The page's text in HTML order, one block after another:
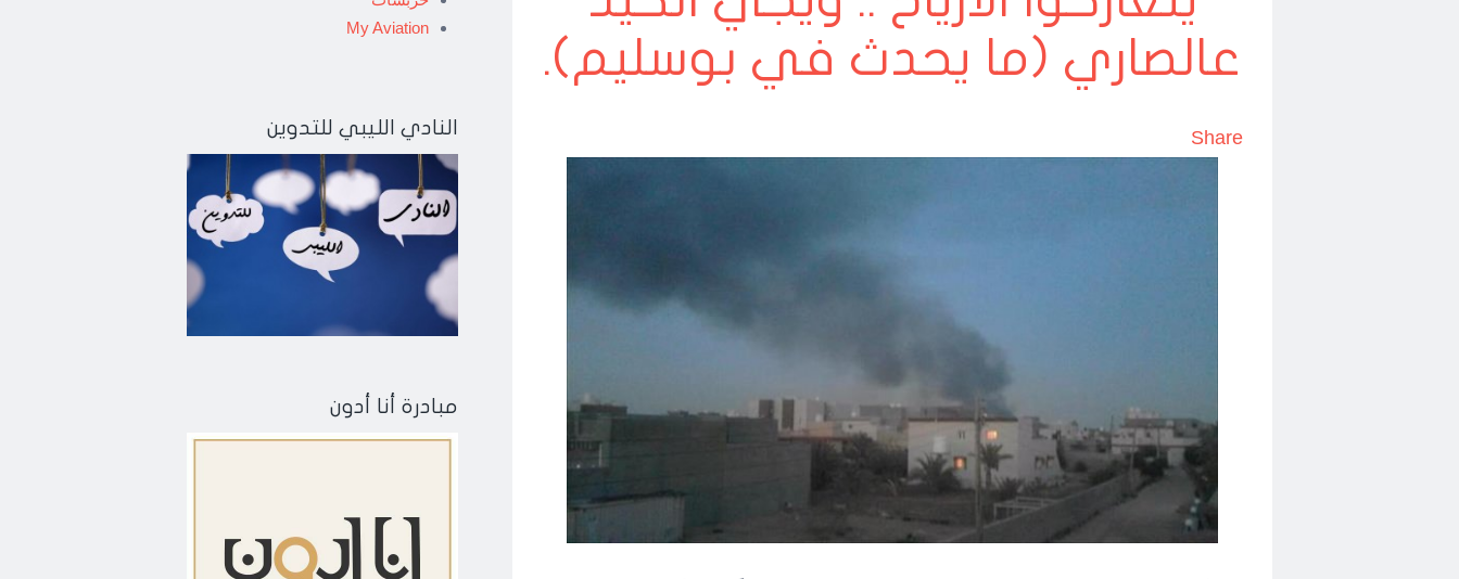
عالصاري (ما يحدث في بوسليم).
Share
My Aviation
النادي الليبي للتدوين
مبادرة أنا أدون